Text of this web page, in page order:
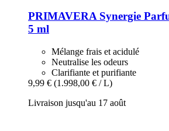
PRIMAVERASynergie
5 ml
Mélange frais et acidulé
Neutralise les odeurs
Clarifiante et purifiante
9,99 € (1.998,00 € / L)
Livraison jusqu'au 17 août